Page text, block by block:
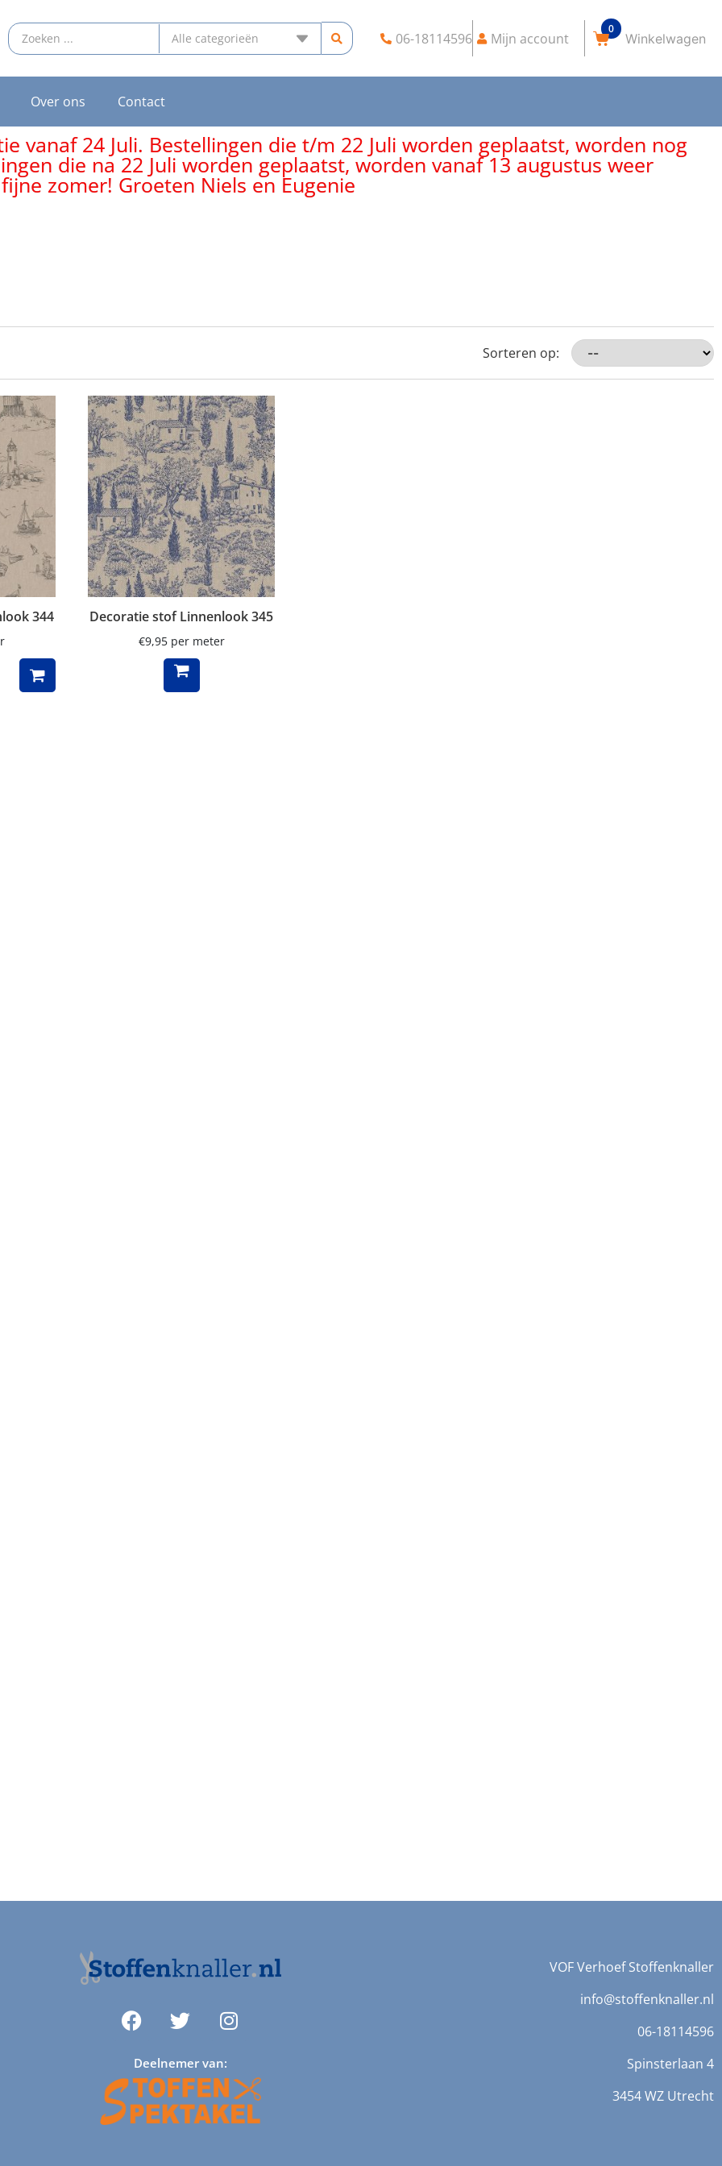
06-18114596 Mijn account
0
Over ons Contact
vanaf 24 Juli. Bestellingen die t/m 22 Juli worden geplaatst, worden nog
die na 22 Juli worden geplaatst, worden vanaf 13 augustus weer
zomer! Groeten Niels en Eugenie
Sorteren op:
344 Decoratie stof Linnenlook 345
€9,95 per meter
Deelnemer van:
VOF Verhoef Stoffenknaller
info@stoffenknaller.nl
06-18114596
Spinsterlaan 4
3454 WZ Utrecht